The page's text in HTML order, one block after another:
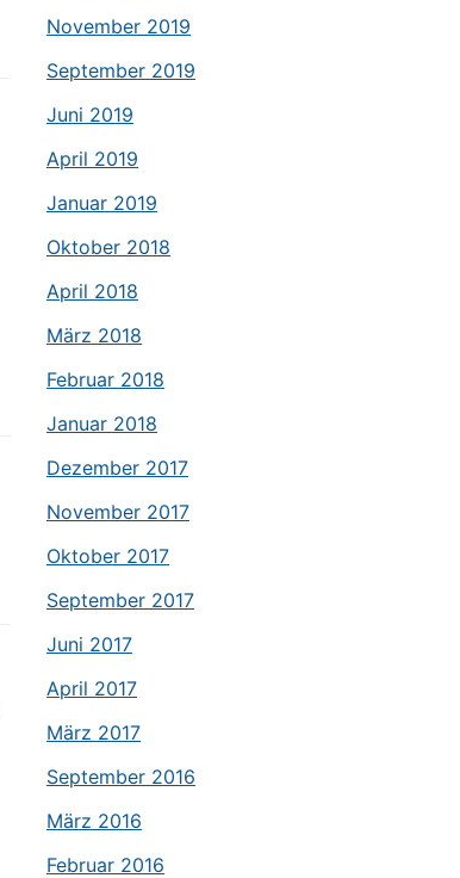
November 2019
September 2019
Juni 2019
April 2019
Januar 2019
Oktober 2018
April 2018
März 2018
Februar 2018
Januar 2018
Dezember 2017
November 2017
Oktober 2017
September 2017
Juni 2017
April 2017
März 2017
September 2016
März 2016
Februar 2016